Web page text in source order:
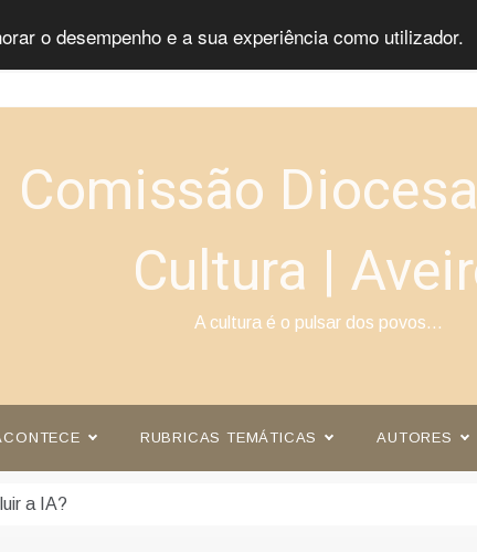
o desempenho e a sua experiência como utilizador.
Comissão
Cultura |
A cultura é o pulsar dos povos…
RUBRICAS TEMÁTICAS AUTORES
a IA?